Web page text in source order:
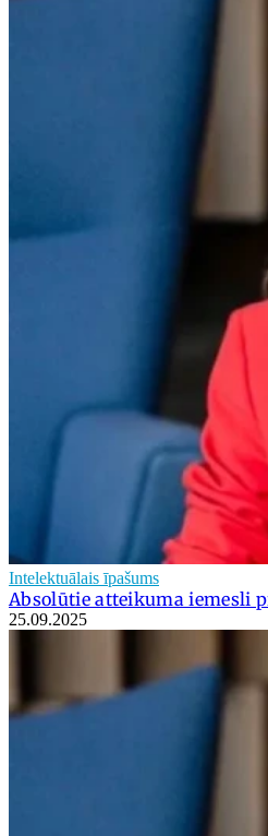
Intelektuālais īpašums
Absolūtie atteikuma iemesli
25.09.2025